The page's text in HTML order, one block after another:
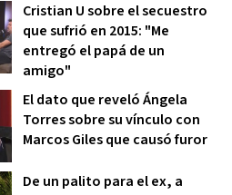
Cristian U sobre el secuestro
que sufrió en 2015: "Me
entregó el papá de un
amigo"
El dato que reveló Ángela
Torres sobre su vínculo con
Marcos Giles que causó furor
De un palito para el ex, a